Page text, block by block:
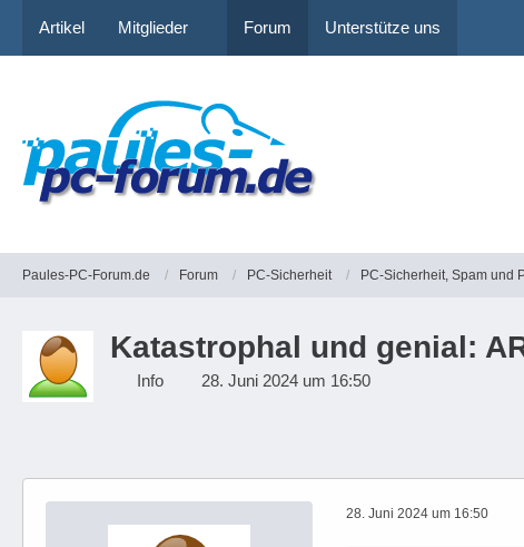
Artikel Mitglieder Forum Unterstütze uns
Paules-PC-Forum.de Forum PC-Sicherheit PC-Sicherheit, Spam und
Katastrophal und genial:
Info 28. Juni 2024 um 16:50
28. Juni 2024 um 16:50